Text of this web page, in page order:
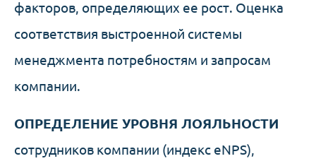
факторов, определяющих ее рост. Оценка
соответствия выстроенной системы
менеджмента потребностям и запросам
компании.
ОПРЕДЕЛЕНИЕ УРОВНЯ ЛОЯЛЬНОСТИ
сотрудников компании (индекс eNPS),